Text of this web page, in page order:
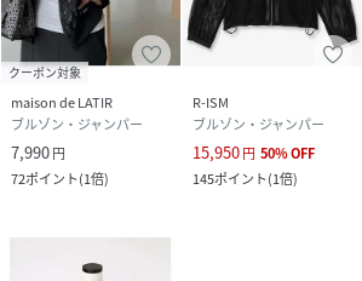
表地 基布：ナイロン100% 刺繍糸：綿100%
裏地：ポリエステル100%
上げ可|ドライ可|ウエットクリーニング不可
21261019040-01-020 RQ5027
クーポン対象
maison de LATIR
ブルゾン・ジャンパー
7,990円
72ポイント(1倍)
R-ISM
ブルゾン・ジャンパー
15,950円 50%OFF
145ポイント(1倍)